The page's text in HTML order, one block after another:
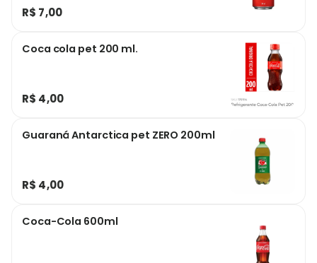
R$ 7,00
Coca cola pet 200 ml.
R$ 4,00
Guaraná Antarctica pet ZERO 200ml
R$ 4,00
Coca-Cola 600ml